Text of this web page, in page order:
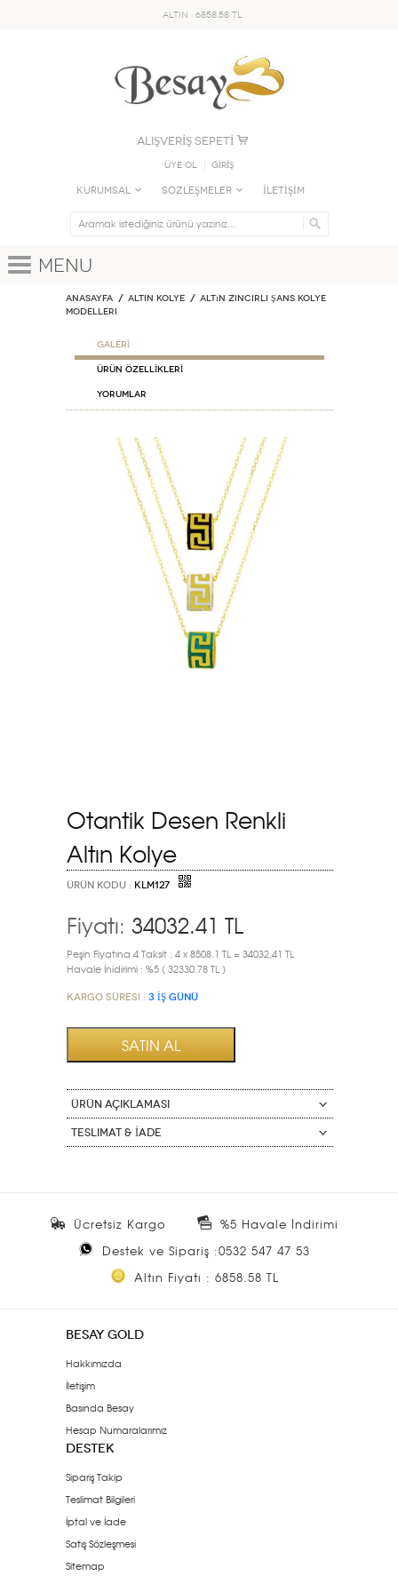
ALTIN : 6858.58 TL
ALIŞVERİŞ SEPETİ
Üye Ol GİRİŞ
KURUMSAL SÖZLEŞMELER İLETİŞİM
Menu
Anasayfa ALTIN KOLYE
Altın Zincirli Şans Kolye
Modelleri
GALERİ
ÜRÜN ÖZELLİKLERİ
Yorumlar
Otantik Desen Renkli
Altın Kolye
ÜRÜN KODU : KLM127
Fiyatı: 34032.41 TL
Peşin Fiyatına 4 Taksit : 4 x 8508.1 TL = 34032,41 TL
Havale İnidirimi : %5 ( 32330.78 TL )
Kargo Süresi : 3 İŞ GÜNÜ
ÜRÜN AÇIKLAMASI
Teslimat & İade
Ücretsiz Kargo
%5 Havale İndirimi
Destek ve Sipariş :0532 547 47 53
Altın Fiyatı : 6858.58 TL
BESAY GOLD
Hakkımızda
İletişim
Basında Besay
Hesap Numaralarımız
DESTEK
Sipariş Takip
Teslimat Bilgileri
İptal ve İade
Satış Sözleşmesi
Sitemap